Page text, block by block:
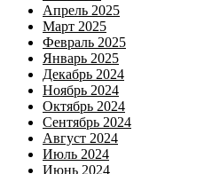
Апрель 2025
Март 2025
Февраль 2025
Январь 2025
Декабрь 2024
Ноябрь 2024
Октябрь 2024
Сентябрь 2024
Август 2024
Июль 2024
Июнь 2024